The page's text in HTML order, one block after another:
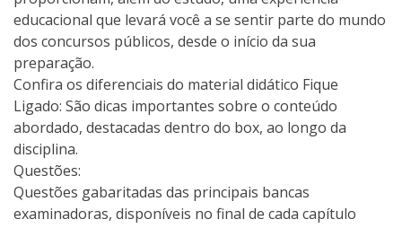
educacional que levará você a se sentir parte do mundo
dos concursos públicos, desde o início da sua
preparação.
Confira os diferenciais do material didático Fique
Ligado: São dicas importantes sobre o conteúdo
abordado, destacadas dentro do box, ao longo da
disciplina.
Questões:
Questões gabaritadas das principais bancas
examinadoras, disponíveis no final de cada capítulo